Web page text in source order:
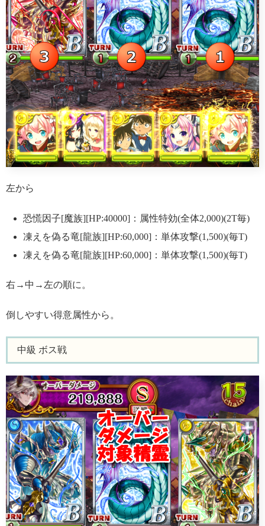
左から
恐慌因子[魔族][HP:40000]：属性特効(全体2,000)(2T毎)
凍えを偽る竜[龍族][HP:60,000]：単体攻撃(1,500)(毎T)
凍えを偽る竜[龍族][HP:60,000]：単体攻撃(1,500)(毎T)
右→中→左の順に。
倒しやすい得意属性から。
中級 ボス戦